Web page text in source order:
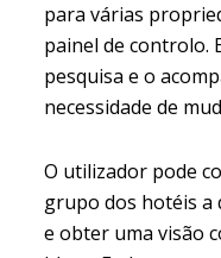
para várias
painel de controlo.
pesquisa e o
necessidade de
O utilizador pode
grupo dos hotéis a
e obter uma visão